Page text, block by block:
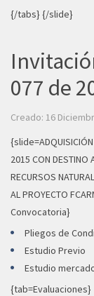
{/tabs} {/slide}
077 de
Creado: 16
{slide=ADQUISICIÓN
2015 CON DESTINO
RECURSOS
AL PROYECTO
Convocatoria}
Pliegos de
Estudio Previo
Estudio
{tab=Evaluaciones}